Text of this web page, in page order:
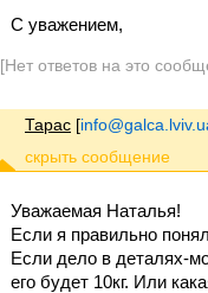
С уважением,
[Нет ответов на это
Тарас [
Уважаемая Наталья!
Если я правильно
Если дело в деталях-
его будет 10кг. Или